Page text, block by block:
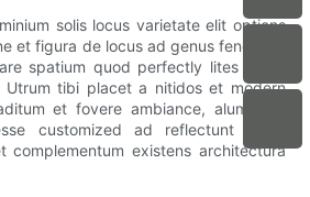
solis locus varietate elit options
et figura de locus ad genus fenestras
spatium quod perfectly lites vestri
Utrum tibi placet a nitidos et modern
et fovere ambiance, aluminium
customized ad reflectunt vestri
complementum existens architectura